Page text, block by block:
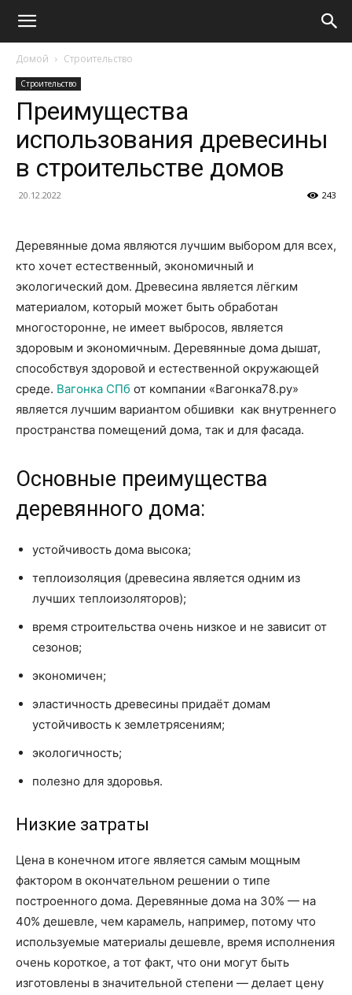
Домой Строительство
Строительство
Преимущества
использования древесины
в строительстве домов
20.12.2022 243
Деревянные дома являются лучшим выбором для всех,
кто хочет естественный, экономичный и
экологический дом. Древесина является лёгким
материалом, который может быть обработан
многосторонне, не имеет выбросов, является
здоровым и экономичным. Деревянные дома дышат,
способствуя здоровой и естественной окружающей
среде. Вагонка СПб от компании «Вагонка78.ру»
является лучшим вариантом обшивки как внутреннего
пространства помещений дома, так и для фасада.
Основные преимущества
деревянного дома:
устойчивость дома высока;
теплоизоляция (древесина является одним из
лучших теплоизоляторов);
время строительства очень низкое и не зависит от
сезонов;
экономичен;
эластичность древесины придаёт домам
устойчивость к землетрясениям;
экологичность;
полезно для здоровья.
Низкие затраты
Цена в конечном итоге является самым мощным
фактором в окончательном решении о типе
построенного дома. Деревянные дома на 30% — на
40% дешевле, чем карамель, например, потому что
используемые материалы дешевле, время исполнения
очень короткое, а тот факт, что они могут быть
изготовлены в значительной степени — делает цену